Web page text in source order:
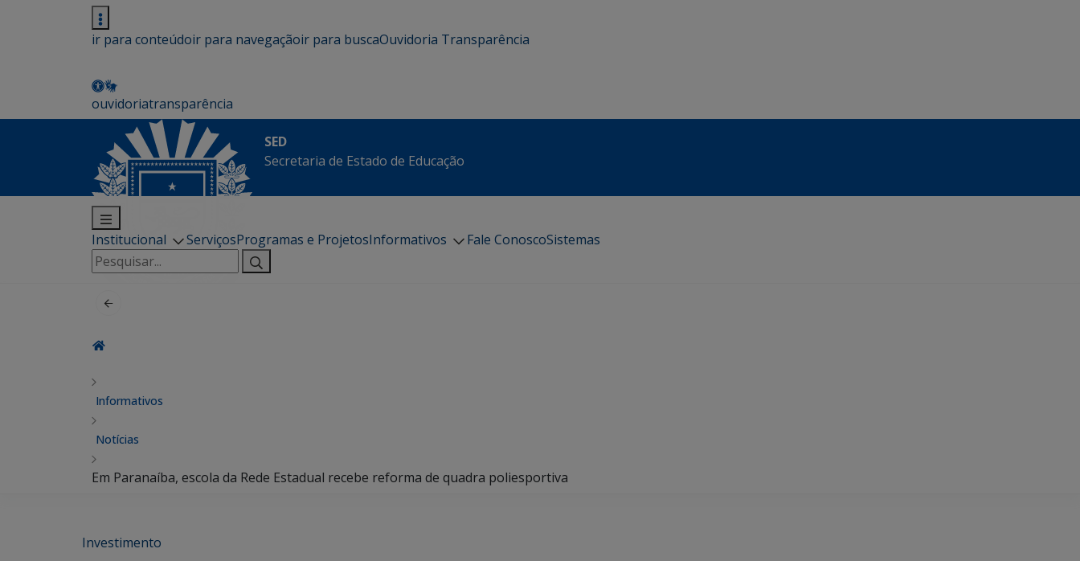
ir para conteúdoir para navegaçãoir para buscaOuvidoria Transparência
ouvidoriatransparência
SED
Secretaria de Estado de Educação
Institucional ServiçosProgramas e ProjetosInformativos Fale ConoscoSistemas
Pesquisar
por:
Informativos
Notícias
Em Paranaíba, escola da Rede Estadual recebe reforma de quadra poliesportiva
Investimento